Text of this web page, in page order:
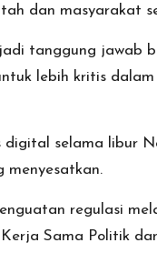
dan masyarakat
tanggung jawab
lebih kritis
selama libur
menyesatkan.
regulasi
Sama Politik